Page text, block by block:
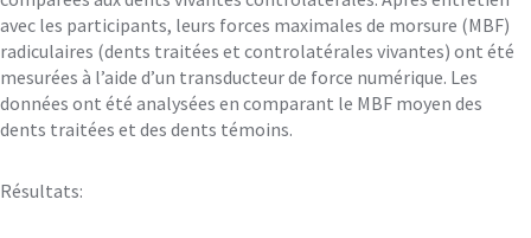
avec les participants, leurs forces maximales de morsure (MBF)
radiculaires (dents traitées et controlatérales vivantes) ont été
mesurées à l’aide d’un transducteur de force numérique. Les
données ont été analysées en comparant le MBF moyen des
dents traitées et des dents témoins.
Résultats: